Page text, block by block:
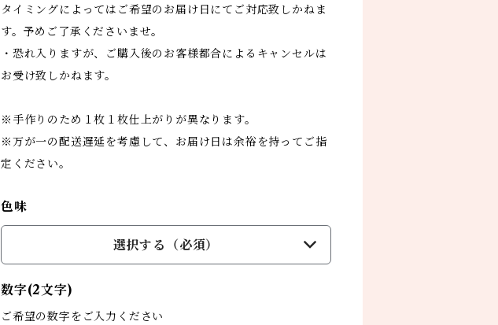
タイミングによってはご希望のお届け日にてご対応致しかねま
す。予めご了承くださいませ。
・恐れ入りますが、ご購入後のお客様都合によるキャンセルは
お受け致しかねます。
※手作りのため１枚１枚仕上がりが異なります。
※万が一の配送遅延を考慮して、お届け日は余裕を持ってご指
定ください。
色味
選択する（必須）
数字(2文字)
ご希望の数字をご入力ください